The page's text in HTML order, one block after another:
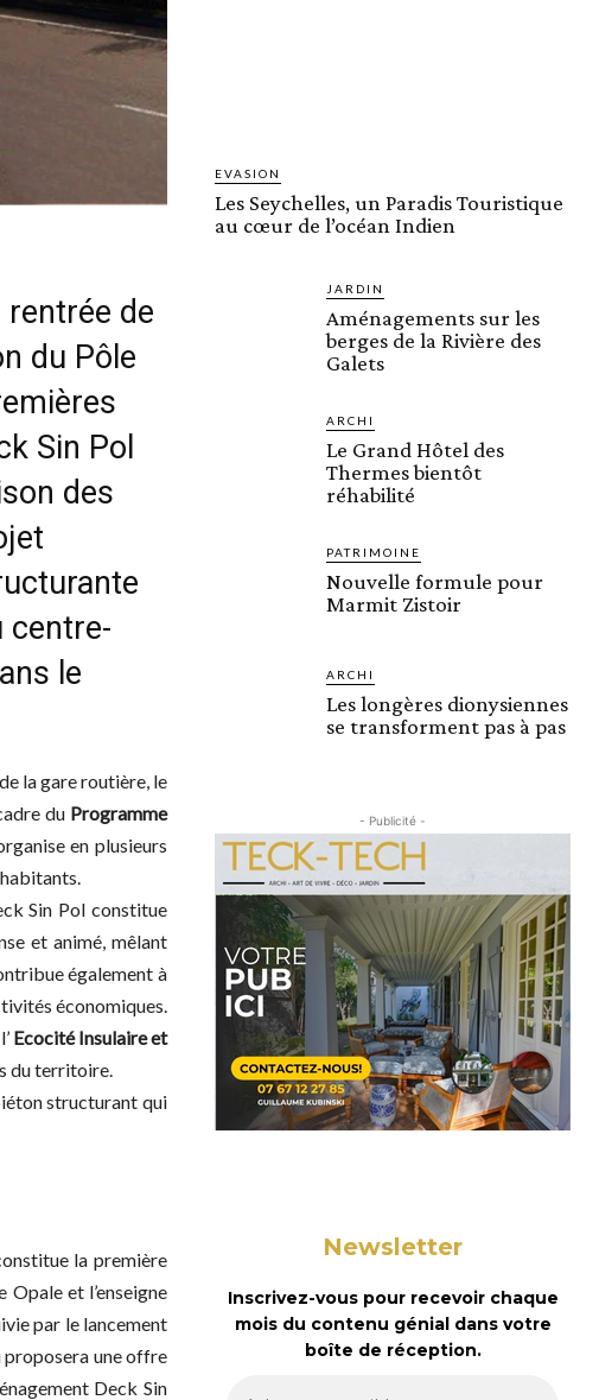
rentrée de
du Pôle
Sin Pol
des
centre-
le
la gare routière, le
du Programme
en plusieurs
Sin Pol constitue
et animé, mêlant
également à
économiques.
Ecocité Insulaire et
du territoire.
structurant qui
la première
et l’enseigne
par le lancement
proposera une offre
Deck Sin
EVASION
Les Seychelles, un Paradis Touristique
au cœur de l’océan Indien
JARDIN
Aménagements sur les
berges de la Rivière des
Galets
ARCHI
Le Grand Hôtel des
Thermes bientôt
réhabilité
PATRIMOINE
Nouvelle formule pour
Marmit Zistoir
ARCHI
Les longères dionysiennes
se transforment pas à pas
- Publicité -
Newsletter
Inscrivez-vous pour recevoir chaque
mois du contenu génial dans votre
boîte de réception.